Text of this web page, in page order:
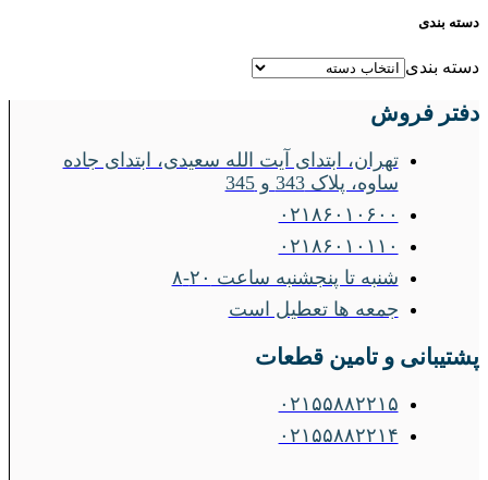
دسته بندی
دسته بندی
دفتر فروش
تهران، ابتدای آیت الله سعیدی، ابتدای جاده
ساوه، پلاک 343 و 345
۰۲۱۸۶۰۱۰۶۰۰
۰۲۱۸۶۰۱۰۱۱۰
شنبه تا پنجشنبه ساعت ۲۰-۸
جمعه ها تعطیل است
پشتیبانی و تامین قطعات
۰۲۱۵۵۸۸۲۲۱۵
۰۲۱۵۵۸۸۲۲۱۴